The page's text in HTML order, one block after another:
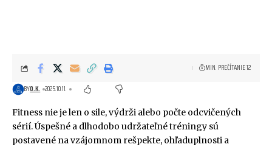
BYO.K. 2025.10.11.
MIN. PREČÍTANIE 12
Fitness nie je len o sile, výdrži alebo počte odcvičených
sérií. Úspešné a dlhodobo udržateľné tréningy sú
postavené na vzájomnom rešpekte, ohľaduplnosti a